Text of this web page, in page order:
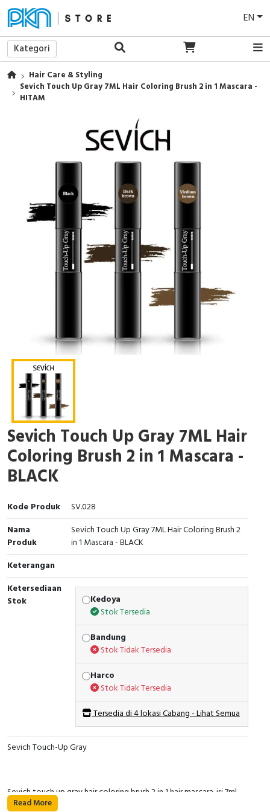
EN
Kategori
Hair Care & Styling
Sevich Touch Up Gray 7ML Hair Coloring Brush 2 in 1 Mascara -
HITAM
Sevich Touch Up Gray 7ML Hair
Coloring Brush 2 in 1 Mascara -
BLACK
Kode Produk
SV.028
Nama
Produk
Sevich Touch Up Gray 7ML Hair Coloring Brush 2
in 1 Mascara - BLACK
Keterangan
Ketersediaan
Stok
Kedoya
Stok Tersedia
Bandung
Stok Tidak Tersedia
Harco
Stok Tidak Tersedia
Tersedia di 4 lokasi Cabang - Lihat Semua
Sevich Touch-Up Gray
Sevich touch up gray hair coloring brush 2 in 1 hair mascara. isi 7ml.
Read More